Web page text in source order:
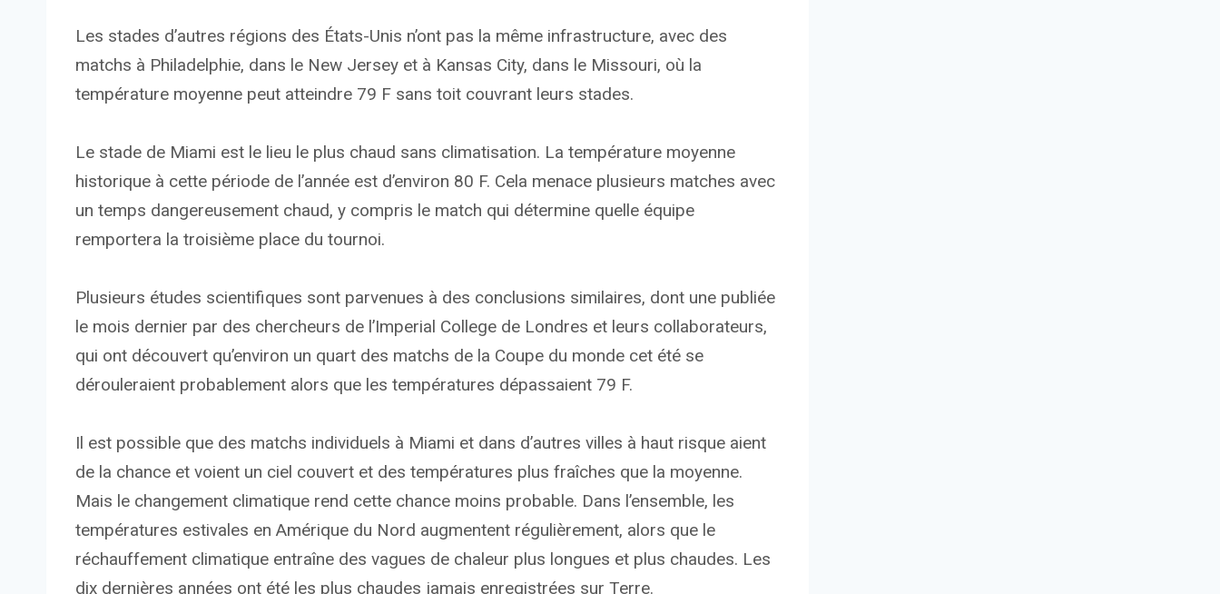
Les stades d’autres régions des États-Unis n’ont pas la même infrastructure, avec des
matchs à Philadelphie, dans le New Jersey et à Kansas City, dans le Missouri, où la
température moyenne peut atteindre 79 F sans toit couvrant leurs stades.
Le stade de Miami est le lieu le plus chaud sans climatisation. La température moyenne
historique à cette période de l’année est d’environ 80 F. Cela menace plusieurs matches avec
un temps dangereusement chaud, y compris le match qui détermine quelle équipe
remportera la troisième place du tournoi.
Plusieurs études scientifiques sont parvenues à des conclusions similaires, dont une publiée
le mois dernier par des chercheurs de l’Imperial College de Londres et leurs collaborateurs,
qui ont découvert qu’environ un quart des matchs de la Coupe du monde cet été se
dérouleraient probablement alors que les températures dépassaient 79 F.
Il est possible que des matchs individuels à Miami et dans d’autres villes à haut risque aient
de la chance et voient un ciel couvert et des températures plus fraîches que la moyenne.
Mais le changement climatique rend cette chance moins probable. Dans l’ensemble, les
températures estivales en Amérique du Nord augmentent régulièrement, alors que le
réchauffement climatique entraîne des vagues de chaleur plus longues et plus chaudes. Les
dix dernières années ont été les plus chaudes jamais enregistrées sur Terre.